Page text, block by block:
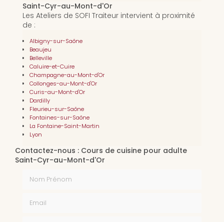
Saint-Cyr-au-Mont-d'Or
Les Ateliers de SOFI Traiteur intervient à proximité
de :
Albigny-sur-Saône
Beaujeu
Belleville
Caluire-et-Cuire
Champagne-au-Mont-d'Or
Collonges-au-Mont-d'Or
Curis-au-Mont-d'Or
Dardilly
Fleurieu-sur-Saône
Fontaines-sur-Saône
La Fontaine-Saint-Martin
Lyon
Contactez-nous : Cours de cuisine pour adulte
Saint-Cyr-au-Mont-d'Or